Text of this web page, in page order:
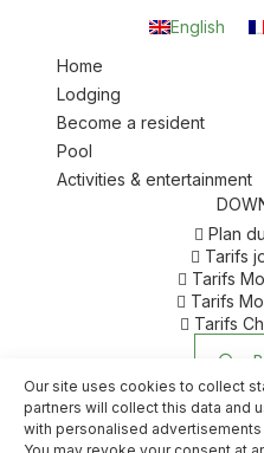
Our site uses cookies to collect
partners will collect this data and
with personalised
English
Home
Lodging
Become a resident
Pool
Activities & entertainment
Plan
Tarifs
Tarifs
Tarifs
Tarifs
Copyright 2022 | Camping Les
rights reserved –